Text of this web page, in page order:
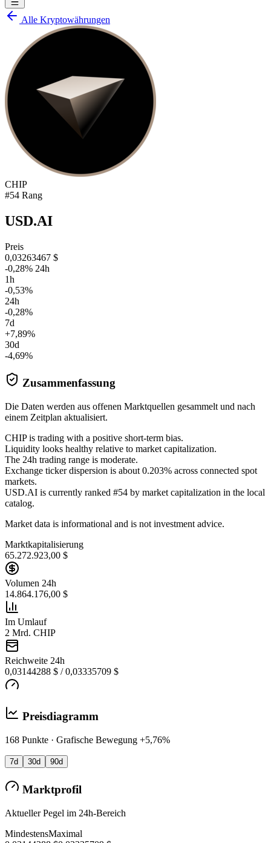
Alle Kryptowährungen
CHIP
#54 Rang
USD.AI
Preis
0,03263467 $
-0,28% 24h
1h
-0,53%
24h
-0,28%
7d
+7,89%
30d
-4,69%
Zusammenfassung
Die Daten werden aus offenen Marktquellen gesammelt und nach
einem Zeitplan aktualisiert.
CHIP is trading with a positive short-term bias.
Liquidity looks healthy relative to market capitalization.
The 24h trading range is moderate.
Exchange ticker dispersion is about 0.203% across connected spot
markets.
USD.AI is currently ranked #54 by market capitalization in the local
catalog.
Market data is informational and is not investment advice.
Marktkapitalisierung
65.272.923,00 $
Volumen 24h
14.864.176,00 $
Im Umlauf
2 Mrd. CHIP
Reichweite 24h
0,03144288 $ / 0,03335709 $
Preisdiagramm
168 Punkte · Grafische Bewegung +5,76%
7d 30d 90d
Marktprofil
Aktueller Pegel im 24h-Bereich
MindestensMaximal